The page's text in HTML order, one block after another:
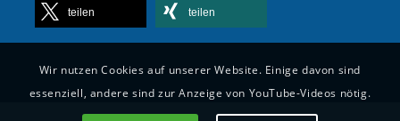
teilen teilen
Wir nutzen Cookies auf unserer Website. Einige davon sind
essenziell, andere sind zur Anzeige von YouTube-Videos nötig.